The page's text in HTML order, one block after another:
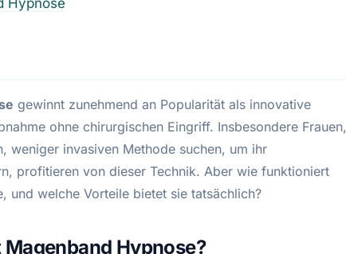
gewinnt zunehmend an Popularität als innovative
ohne chirurgischen Eingriff. Insbesondere Frauen,
weniger invasiven Methode suchen, um ihr
profitieren von dieser Technik. Aber wie funktioniert
und welche Vorteile bietet sie tatsächlich?
Hypnose?